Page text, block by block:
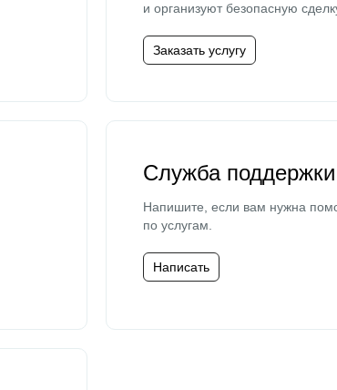
и организуют безопасную
Заказать услугу
Служба поддержки
Напишите, если вам нужна
по услугам.
Написать